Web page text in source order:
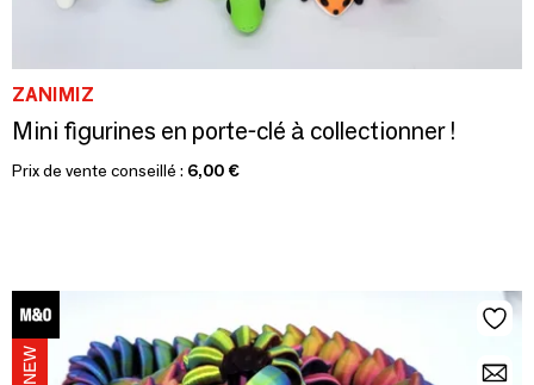
ZANIMIZ
Mini figurines en porte-clé à collectionner !
Prix de vente conseillé : 6,00 €